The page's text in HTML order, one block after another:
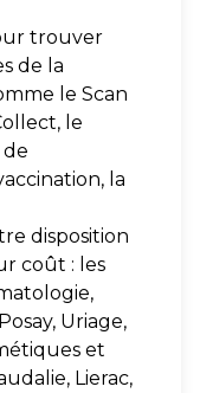
trouver
de la
le Scan
le
de
la
disposition
coût : les
Uriage,
et
Lierac,